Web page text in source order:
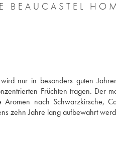
BEAUCASTEL
nur in besonders guten
Früchten tragen. Der
nach Schwarzkirsche,
zehn Jahre lang aufbewahrt